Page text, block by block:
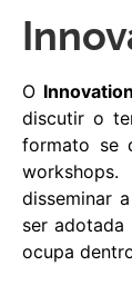
O
discutir o
formato se
disseminar
ser adotada
ocupa